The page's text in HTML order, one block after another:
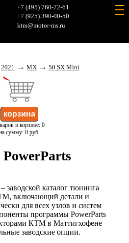
+7 (495) 760-72-61
+7 (925) 390-00-50
ktm@motor-ms.ru
2021 → MX → 50 SX Mini
в корзине: 0
сумму: 0 руб.
заводской каталог тюнинга
включающий детали и
для всех узлов и систем
программы PowerParts
КТМ в Маттигхофене
заводские опции.